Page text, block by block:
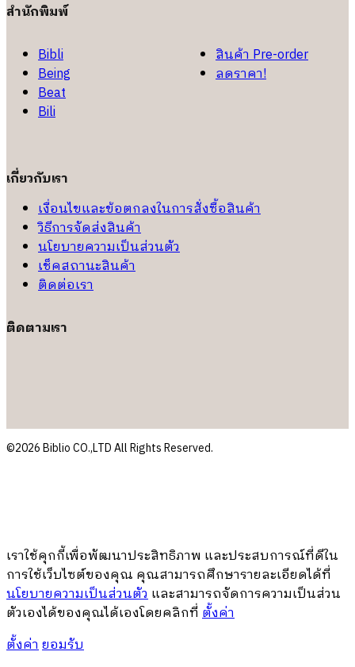
สำนักพิมพ์
Bibli
Being
Beat
Bili
สินค้า Pre-order
ลดราคา!
เกี่ยวกับเรา
เงื่อนไขและข้อตกลงในการสั่งซื้อสินค้า
วิธีการจัดส่งสินค้า
นโยบายความเป็นส่วนตัว
เช็คสถานะสินค้า
ติดต่อเรา
ติดตามเรา
©2026 Biblio CO.,LTD All Rights Reserved.
เราใช้คุกกี้เพื่อพัฒนาประสิทธิภาพ และประสบการณ์ที่ดีใน
การใช้เว็บไซต์ของคุณ คุณสามารถศึกษารายละเอียดได้ที่
นโยบายความเป็นส่วนตัวและสามารถจัดการความเป็นส่วน
ตัวเองได้ของคุณได้เองโดยคลิกที่ ตั้งค่า
ตั้งค่ายอมรับ